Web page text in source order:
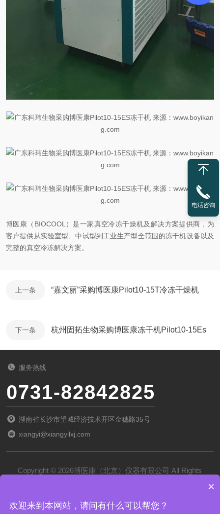
博医康（BIOCOOL）是一家真空冷冻干燥机及解决方案提供商，为
客户提供从实验室型、中试型到工业生产型全范围的冻干机设备以及
完整的真空冷冻解决方案。
上一条 “嘉文丽”采购博医康Pilot10-15T冷冻干燥机
下一条 杭州固拓生物采购博医康冻干机Pilot10-15Es
服务热线
0731-82842825
湖南省长沙市望城经济技术开区金穗路35号
xiangyi@xiangyilxj.com
Copyright © 2026博医康（北京）仪器有限公司 All Rights
电话咨询
×
欢迎来到本网站，请问有什么可以帮您？